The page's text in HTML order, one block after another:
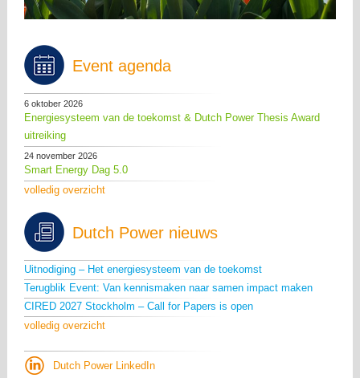
Event agenda
6 oktober 2026
Energiesysteem van de toekomst & Dutch Power Thesis Award
uitreiking
24 november 2026
Smart Energy Dag 5.0
volledig overzicht
Dutch Power nieuws
Uitnodiging – Het energiesysteem van de toekomst
Terugblik Event: Van kennismaken naar samen impact maken
CIRED 2027 Stockholm – Call for Papers is open
volledig overzicht
Dutch Power LinkedIn